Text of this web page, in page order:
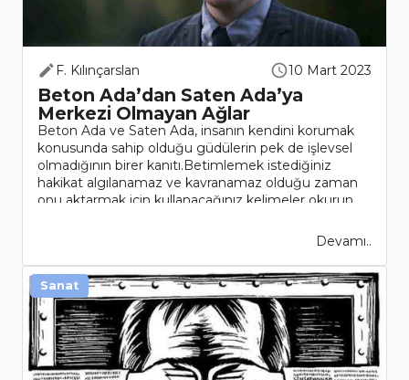
F. Kılınçarslan 10 Mart 2023
Beton Ada’dan Saten Ada’ya
Merkezi Olmayan Ağlar
Beton Ada ve Saten Ada, insanın kendini korumak
konusunda sahip olduğu güdülerin pek de işlevsel
olmadığının birer kanıtı.Betimlemek istediğiniz
hakikat algılanamaz ve kavranamaz olduğu zaman
onu aktarmak için kullanacağınız kelimeler okurun
Devamı..
Sanat